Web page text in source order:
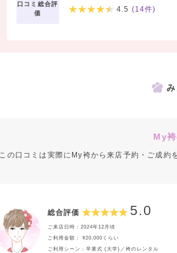
口コミ総合評
価
4.5 (14件)
My
この口コミは実際にMy袴から来店予約・ご成約
総合評価 5.0
ご来店日時：2024年12月頃
ご利用金額： ¥20,000くらい
ご利用シーン：卒業式 (大学)／袴のレンタル